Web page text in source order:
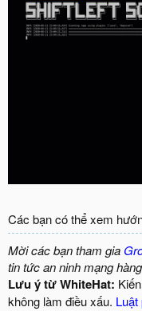
Các bạn có thể xem
Mời các bạn tham gia
tin tức an ninh mạng
Lưu ý từ WhiteHat:
không làm điều xấu. Luật